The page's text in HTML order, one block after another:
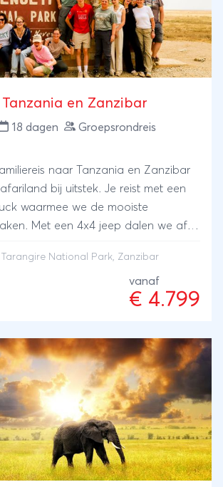
Zanzibar waar u na
het noorden én ongerepte
kunt bijkomen aan het
van Zanzibar.
Tanzania en Zanzibar
18 dagen
Groepsrondreis
naar Tanzania en Zanzibar
bij uitstek. Je reist met een
waarmee we de mooiste
Met een 4x4 jeep dalen we af in
bekende, maar schitterende
waar duizenden olifanten rondlopen.
met de kleurrijke Maasai en Datoq-
Hadzabe, een stam die verwant is
Uitgerust met pijl en boog
hen op jacht! De overnachtingen
In de parken kampeer je
het wild en op andere plaatsen slaap
huisjes of lodges. We eindigen
eiland Zanzibar. Hier kun je samen
gaan snorkelen of duiken en een
Tarangire National Park, Zanzibar
vanaf
€ 4.799